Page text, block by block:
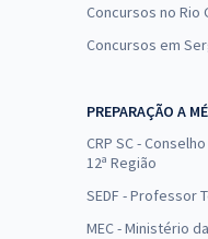
Concursos no Rio
Concursos em
PREPARAÇÃO A
CRP SC -
12ª Região
SEDF - Professor
MEC - Ministério